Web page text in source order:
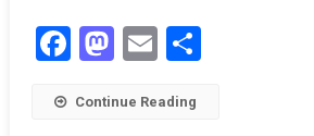
Facebook
Mastodon
EmailShare
Continue Reading